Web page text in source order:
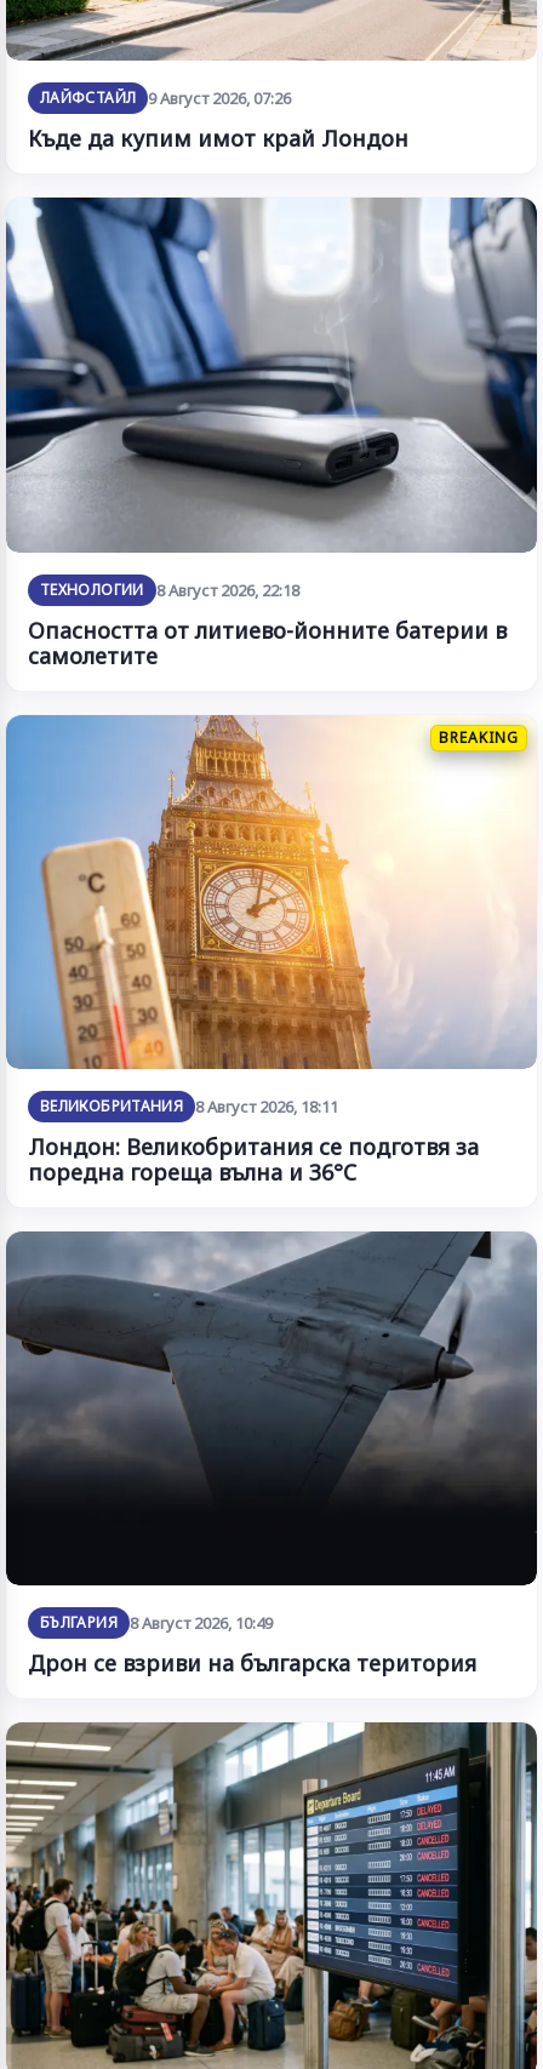
ЛАЙФСТАЙЛ 9 Август 2026, 07:26
Къде да купим имот край Лондон
ТЕХНОЛОГИИ 8 Август 2026, 22:18
Опасността от литиево-йонните батерии в
самолетите
BREAKING
ВЕЛИКОБРИТАНИЯ 8 Август 2026, 18:11
Лондон: Великобритания се подготвя за
поредна гореща вълна и 36°C
БЪЛГАРИЯ 8 Август 2026, 10:49
Дрон се взриви на българска територия